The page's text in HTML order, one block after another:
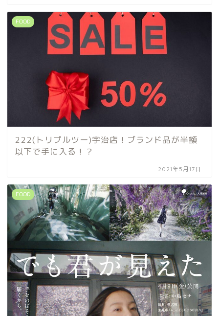
FOOD
222(トリプルツー)宇治店！ブランド品が半額
以下で手に入る！？
2021年5月17日
FOOD